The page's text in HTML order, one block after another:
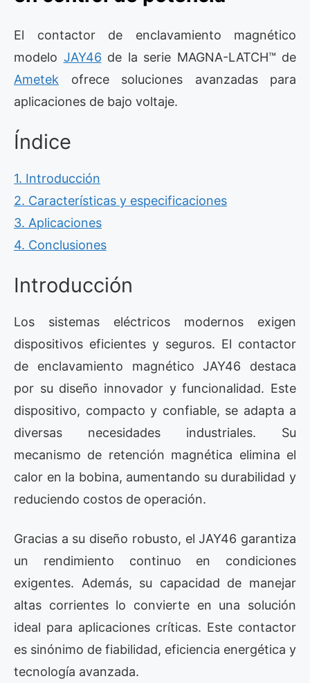
El contactor de enclavamiento magnético
modelo JAY46 de la serie MAGNA-LATCH™ de
Ametek ofrece soluciones avanzadas para
aplicaciones de bajo voltaje.
Índice
1. Introducción
2. Características y especificaciones
3. Aplicaciones
4. Conclusiones
Introducción
Los sistemas eléctricos modernos exigen
dispositivos eficientes y seguros. El contactor
de enclavamiento magnético JAY46 destaca
por su diseño innovador y funcionalidad. Este
dispositivo, compacto y confiable, se adapta a
diversas necesidades industriales. Su
mecanismo de retención magnética elimina el
calor en la bobina, aumentando su durabilidad y
reduciendo costos de operación.
Gracias a su diseño robusto, el JAY46 garantiza
un rendimiento continuo en condiciones
exigentes. Además, su capacidad de manejar
altas corrientes lo convierte en una solución
ideal para aplicaciones críticas. Este contactor
es sinónimo de fiabilidad, eficiencia energética y
tecnología avanzada.